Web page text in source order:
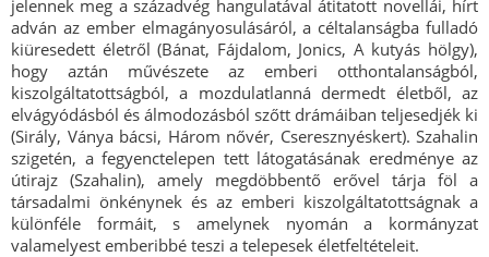
jelennek meg a századvég hangulatával átitatott novellái, hírt
adván az ember elmagányosulásáról, a céltalanságba fulladó
kiüresedett életről (Bánat, Fájdalom, Jonics, A kutyás hölgy),
hogy aztán művészete az emberi otthontalanságból,
kiszolgáltatottságból, a mozdulatlanná dermedt életből, az
elvágyódásból és álmodozásból szőtt drámáiban teljesedjék ki
(Sirály, Ványa bácsi, Három nővér, Cseresznyéskert). Szahalin
szigetén, a fegyenctelepen tett látogatásának eredménye az
útirajz (Szahalin), amely megdöbbentő erővel tárja föl a
társadalmi önkénynek és az emberi kiszolgáltatottságnak a
különféle formáit, s amelynek nyomán a kormányzat
valamelyest emberibbé teszi a telepesek életfeltételeit.